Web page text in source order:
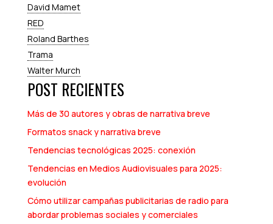
David Mamet
RED
Roland Barthes
Trama
Walter Murch
POST RECIENTES
Más de 30 autores y obras de narrativa breve
Formatos snack y narrativa breve
Tendencias tecnológicas 2025: conexión
Tendencias en Medios Audiovisuales para 2025:
evolución
Cómo utilizar campañas publicitarias de radio para
abordar problemas sociales y comerciales